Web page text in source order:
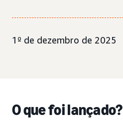
1º de dezembro de 2025
O que foi lançado?